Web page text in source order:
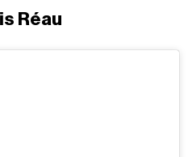
Réau